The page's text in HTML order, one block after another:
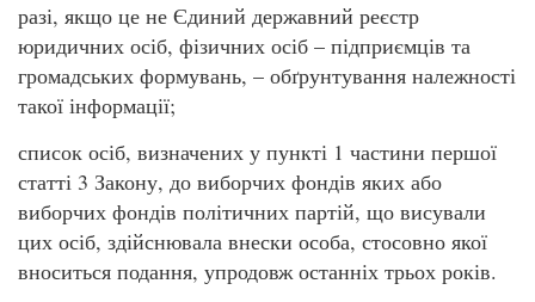
разі, якщо це не Єдиний державний реєстр
юридичних осіб, фізичних осіб – підприємців та
громадських формувань, – обґрунтування належності
такої інформації;
список осіб, визначених у пункті 1 частини першої
статті 3 Закону, до виборчих фондів яких або
виборчих фондів політичних партій, що висували
цих осіб, здійснювала внески особа, стосовно якої
вноситься подання, упродовж останніх трьох років.